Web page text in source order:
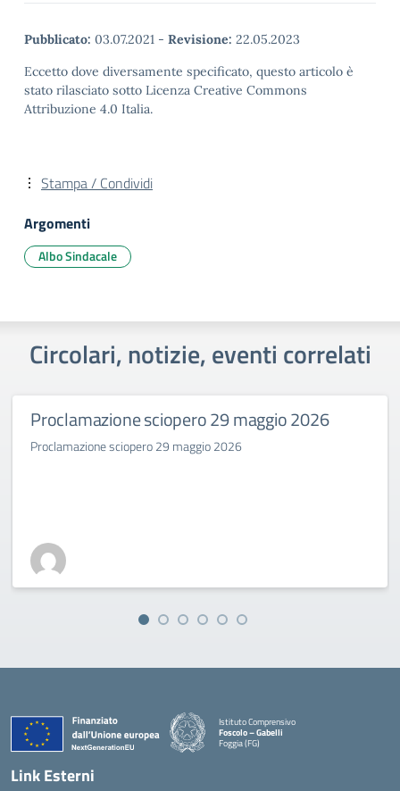
Pubblicato: 03.07.2021 - Revisione: 22.05.2023
Eccetto dove diversamente specificato, questo articolo è
stato rilasciato sotto Licenza Creative Commons
Attribuzione 4.0 Italia.
Stampa / Condividi
Argomenti
Albo Sindacale
Circolari, notizie, eventi correlati
Proclamazione sciopero 29 maggio 2026
Proclamazione sciopero 29 maggio 2026
Istituto Comprensivo
Foscolo – Gabelli
Foggia (FG)
— Visita la pagina iniziale della scuola
Link Esterni